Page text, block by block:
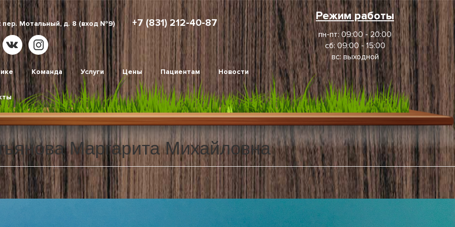
пер. Мотальный, д. 8 (вход №9) +7 (831) 212-40-87
Команда Услуги Цены Пациентам Новости
Режим работы
пн-пт: 09:00 - 20:00
сб: 09:00 - 15:00
вс: выходной
Маргарита Михайловна